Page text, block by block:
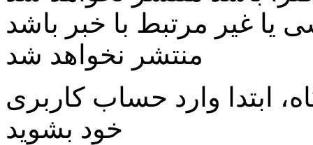
یا غیر مرتبط با خبر باشد
منتشر نخواهد شد
ابتدا وارد حساب كاربری
خود بشويد